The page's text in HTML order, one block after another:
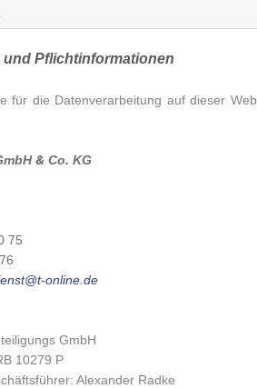
Pflichtinformationen
für die Datenverarbeitung auf dieser
& Co. KG
75
online.de
GmbH
10279 P
Alexander Radke